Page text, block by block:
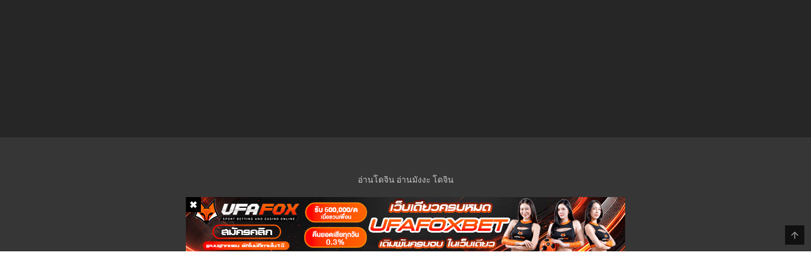
ตอนที่ 40 19 พฤษภาคม 2024
อ่านโดจิน อ่านมังงะ โดจิน
© 2023 Manga-Lc Inc. All rights reserved